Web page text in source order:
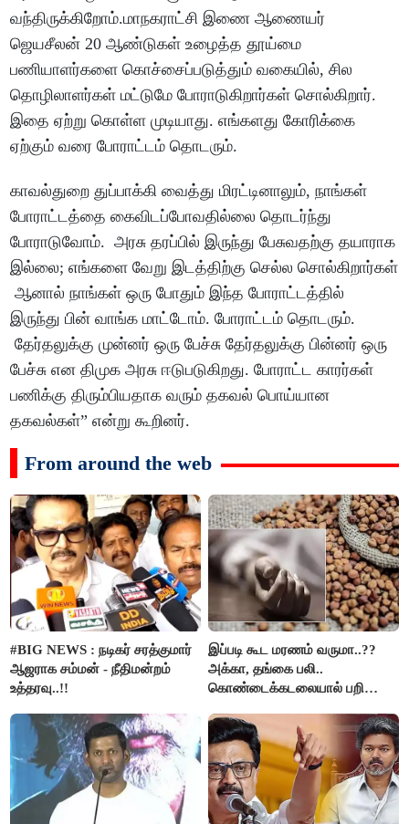
வந்திருக்கிறோம்.மாநகராட்சி இணை ஆணையர்
ஜெயசீலன் 20 ஆண்டுகள் உழைத்த தூய்மை
பணியாளர்களை கொச்சைப்படுத்தும் வகையில், சில
தொழிலாளர்கள் மட்டுமே போராடுகிறார்கள் சொல்கிறார்.
இதை ஏற்று கொள்ள முடியாது. எங்களது கோரிக்கை
ஏற்கும் வரை போராட்டம் தொடரும்.
காவல்துறை துப்பாக்கி வைத்து மிரட்டினாலும், நாங்கள்
போராட்டத்தை கைவிடப்போவதில்லை தொடர்ந்து
போராடுவோம். அரசு தரப்பில் இருந்து பேசுவதற்கு தயாராக
இல்லை; எங்களை வேறு இடத்திற்கு செல்ல சொல்கிறார்கள்
ஆனால் நாங்கள் ஒரு போதும் இந்த போராட்டத்தில்
இருந்து பின் வாங்க மாட்டோம். போராட்டம் தொடரும்.
தேர்தலுக்கு முன்னர் ஒரு பேச்சு தேர்தலுக்கு பின்னர் ஒரு
பேச்சு என திமுக அரசு ஈடுபடுகிறது. போராட்ட காரர்கள்
பணிக்கு திரும்பியதாக வரும் தகவல் பொய்யான
தகவல்கள்” என்று கூறினர்.
From around the web
#BIG NEWS : நடிகர் சரத்குமார்
ஆஜராக சம்மன் - நீதிமன்றம்
உத்தரவு..!!
இப்படி கூட மரணம் வருமா..??
அக்கா, தங்கை பலி..
கொண்டைக்கடலையால் பறிபோன